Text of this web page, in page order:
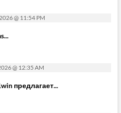
@ 11:54 PM
@ 12:35 AM
предлагает...